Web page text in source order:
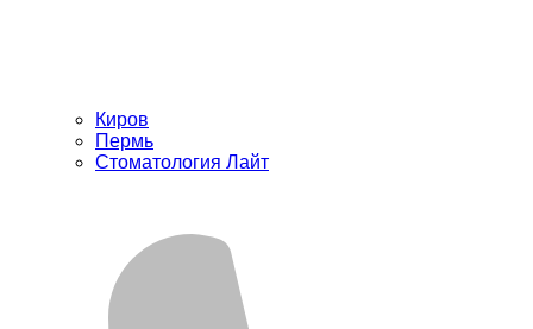
Киров
Пермь
Стоматология Лайт